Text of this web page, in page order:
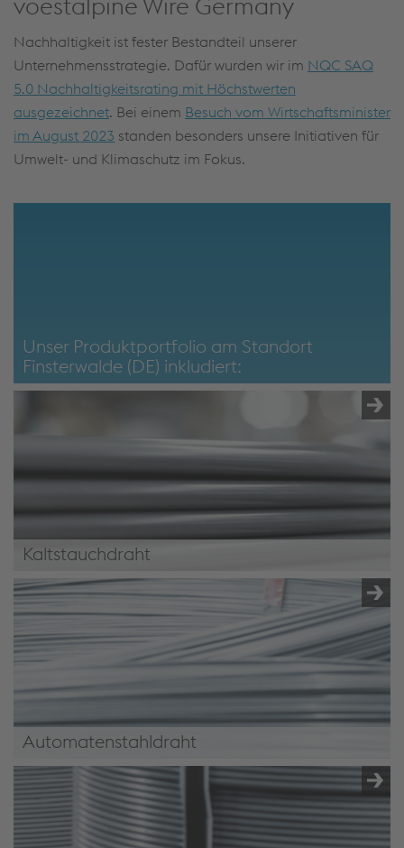
Nachhaltigkeit ist fester Bestandteil unserer
Unternehmensstrategie. Dafür wurden wir im NQC SAQ
5.0 Nachhaltigkeitsrating mit Höchstwerten
ausgezeichnet. Bei einem Besuch vom Wirtschaftsminister
im August 2023 standen besonders unsere Initiativen für
Umwelt- und Klimaschutz im Fokus.
Unser Produktportfolio am Standort
Finsterwalde (DE) inkludiert:
Kaltstauchdraht
Kaltstauchdraht
Automatenstahldraht
Automatenstahldraht